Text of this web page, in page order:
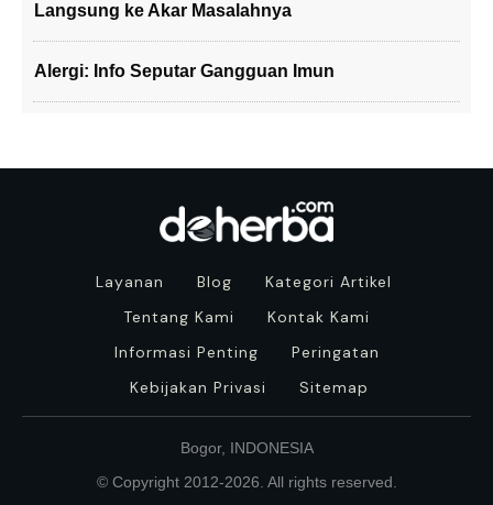
Langsung ke Akar Masalahnya
Alergi: Info Seputar Gangguan Imun
Layanan Blog
Kategori Artikel
Tentang Kami
Kontak Kami
Informasi Penting
Peringatan
Kebijakan Privasi
Sitemap
Bogor, INDONESIA
© Copyright 2012-2026. All rights reserved.